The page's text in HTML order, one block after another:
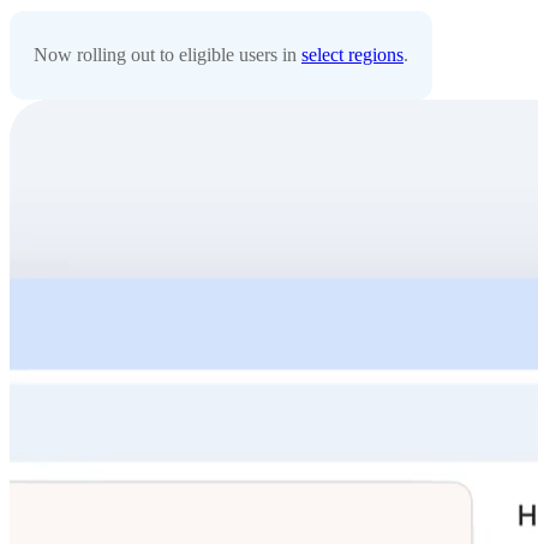
Now rolling out to eligible users in select regions.